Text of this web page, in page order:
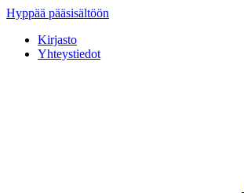
Hyppää pääsisältöön
Kirjasto
Yhteystiedot